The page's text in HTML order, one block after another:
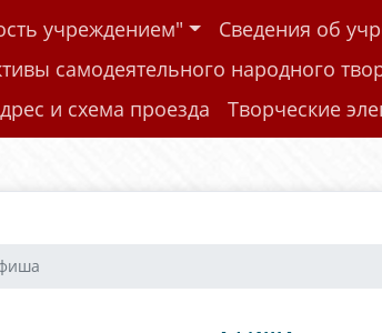
учреждением" Сведения об
самодеятельного народного
и схема проезда Творческие